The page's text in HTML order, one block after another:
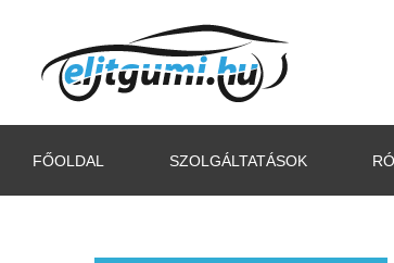
FŐOLDAL SZOLGÁLTATÁSOK